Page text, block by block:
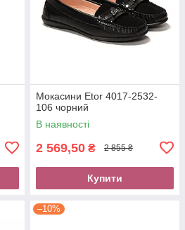
Мокасини Etor 4017-2532-
106 чорний
В наявності
2 569,50 ₴ 2 855 ₴
Купити
–10%